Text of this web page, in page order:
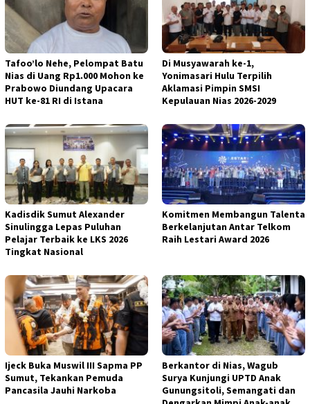
Tafoo’lo Nehe, Pelompat Batu
Nias di Uang Rp1.000 Mohon ke
Prabowo Diundang Upacara
HUT ke-81 RI di Istana
Di Musyawarah ke-1,
Yonimasari Hulu Terpilih
Aklamasi Pimpin SMSI
Kepulauan Nias 2026-2029
Kadisdik Sumut Alexander
Sinulingga Lepas Puluhan
Pelajar Terbaik ke LKS 2026
Tingkat Nasional
Komitmen Membangun Talenta
Berkelanjutan Antar Telkom
Raih Lestari Award 2026
Ijeck Buka Muswil III Sapma PP
Sumut, Tekankan Pemuda
Pancasila Jauhi Narkoba
Berkantor di Nias, Wagub
Surya Kunjungi UPTD Anak
Gunungsitoli, Semangati dan